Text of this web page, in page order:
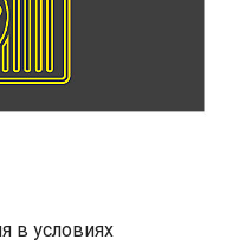
в условиях